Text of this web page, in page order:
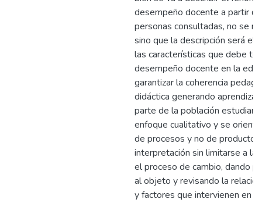
desempeño docente a partir
personas consultadas, no se
sino que la descripción será el
las características que debe
desempeño docente en la
garantizar la coherencia
didáctica generando
parte de la población
enfoque cualitativo y se
de procesos y no de
interpretación sin limitarse a la
el proceso de cambio, dando
al objeto y revisando la
y factores que intervienen en